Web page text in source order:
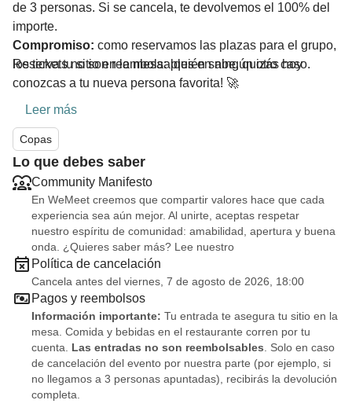
de 3 personas. Si se cancela, te devolvemos el 100% del
importe.
Compromiso: como reservamos las plazas para el grupo,
los tickets no son reembolsables en ningún otro caso.
Reserva tu sitio en la mesa: ¡quién sabe, quizás hoy
conozcas a tu nueva persona favorita! 🚀
Leer más
Copas
Lo que debes saber
Community Manifesto
En WeMeet creemos que compartir valores hace que cada
experiencia sea aún mejor. Al unirte, aceptas respetar
nuestro espíritu de comunidad: amabilidad, apertura y buena
onda. ¿Quieres saber más? Lee nuestro
Política de cancelación
Cancela antes del viernes, 7 de agosto de 2026, 18:00
Pagos y reembolsos
Información importante: Tu entrada te asegura tu sitio en la
mesa. Comida y bebidas en el restaurante corren por tu
cuenta. Las entradas no son reembolsables . Solo en caso
de cancelación del evento por nuestra parte (por ejemplo, si
no llegamos a 3 personas apuntadas), recibirás la devolución
completa.